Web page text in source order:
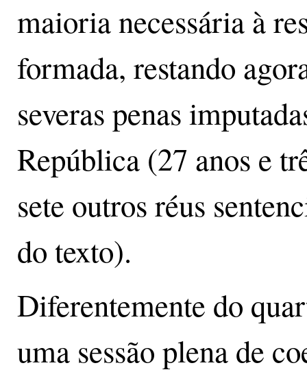
maioria necessária à
formada, restando
severas penas
República (27 anos e
sete outros réus
do texto).
Diferentemente do
uma sessão plena de